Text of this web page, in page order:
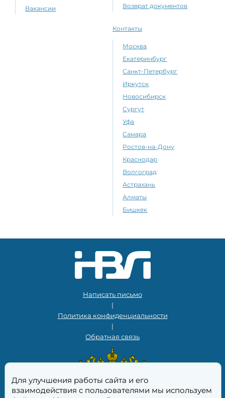
Вакансии
Возврат документов
Контакты
Москва
Екатеринбург
Санкт-Петербург
Иркутск
Новосибирск
Сургут
Уфа
Самара
Ростов-на-Дону
Краснодар
Волгоград
Астрахань
Алматы
Бишкек
Написать письмо
|
Политика конфиденциальности
|
Обратная связь
Для улучшения работы сайта и его
взаимодействия с пользователями мы используем